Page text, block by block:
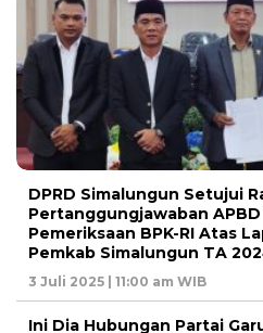
DPRD Simalungun Setujui
Pertanggungjawaban APBD
Pemeriksaan BPK-RI Atas
Pemkab Simalungun TA
3 Juli 2025 | 11:00 am WIB
Ini Dia Hubungan Partai